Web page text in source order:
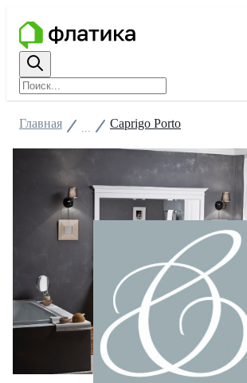
Главная Caprigo Porto